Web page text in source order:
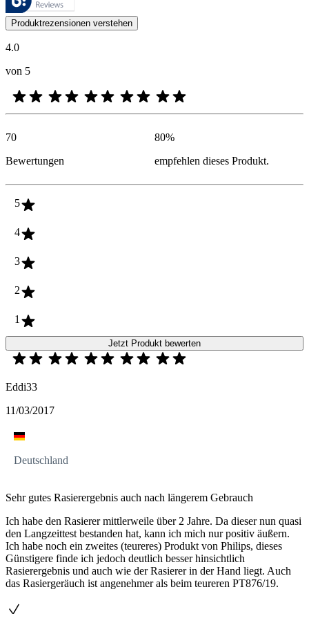
Kundenmeinungen in Form von Produkt- und Sternebewertungen
Produktrezensionen verstehen
4.0
von 5
70
Bewertungen
80%
empfehlen dieses Produkt.
5
4
3
2
1
Jetzt Produkt bewerten
Eddi33
11/03/2017
Deutschland
Sehr gutes Rasierergebnis auch nach längerem Gebrauch
Ich habe den Rasierer mittlerweile über 2 Jahre. Da dieser nun quasi
den Langzeittest bestanden hat, kann ich mich nur positiv äußern.
Ich habe noch ein zweites (teureres) Produkt von Philips, dieses
Günstigere finde ich jedoch deutlich besser hinsichtlich
Rasierergebnis und auch wie der Rasierer in der Hand liegt. Auch
das Rasiergeräuch ist angenehmer als beim teureren PT876/19.